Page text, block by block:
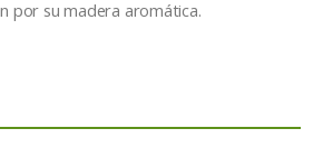
por su madera aromática.